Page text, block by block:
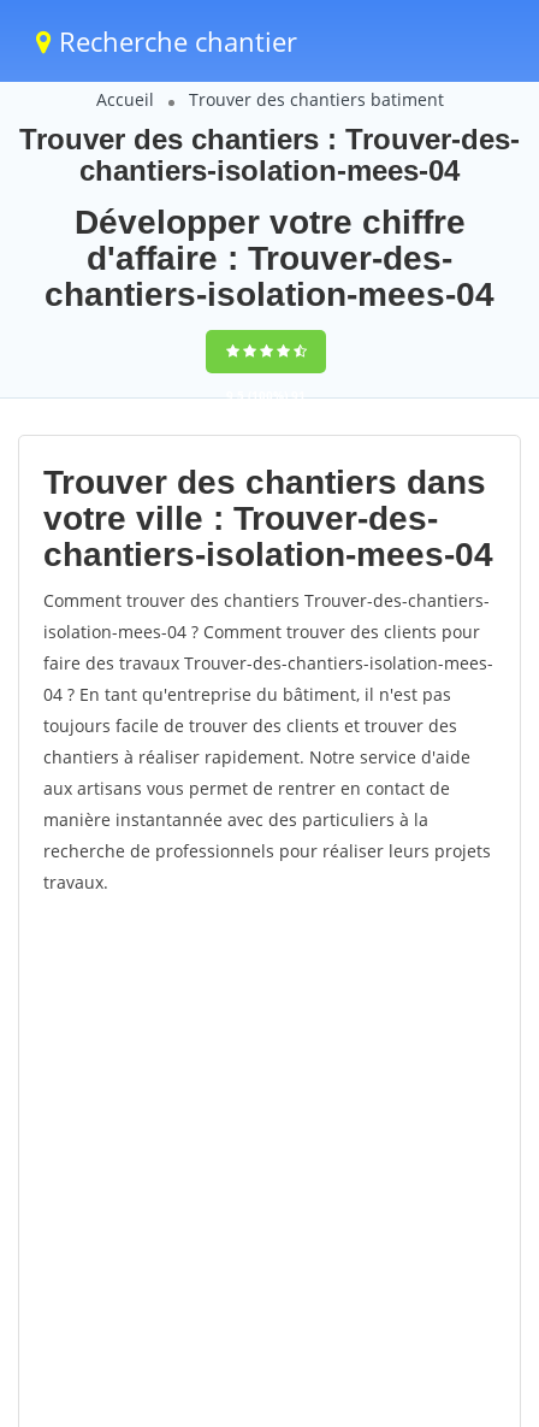
Recherche chantier
Accueil Trouver des chantiers batiment
Trouver des chantiers : Trouver-des-
chantiers-isolation-mees-04
Développer votre chiffre
d'affaire : Trouver-des-
chantiers-isolation-mees-04
9,5(100%)91
votes
Trouver des chantiers dans
votre ville : Trouver-des-
chantiers-isolation-mees-04
Comment trouver des chantiers Trouver-des-chantiers-
isolation-mees-04 ? Comment trouver des clients pour
faire des travaux Trouver-des-chantiers-isolation-mees-
04 ? En tant qu'entreprise du bâtiment, il n'est pas
toujours facile de trouver des clients et trouver des
chantiers à réaliser rapidement. Notre service d'aide
aux artisans vous permet de rentrer en contact de
manière instantannée avec des particuliers à la
recherche de professionnels pour réaliser leurs projets
travaux.